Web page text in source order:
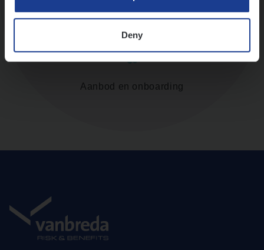
Deny
Aanbod en onboarding